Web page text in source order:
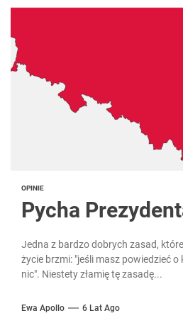
OPINIE
Pycha
Jedna z bardzo dobrych zasad,
życie brzmi: "jeśli masz powiedzieć o
nic". Niestety złamię tę zasadę...
Ewa Apollo 6 Lat Ago